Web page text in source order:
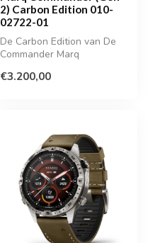
2) Carbon Edition 010-
02722-01
De Carbon Edition van De
Commander Marq
€3.200,00